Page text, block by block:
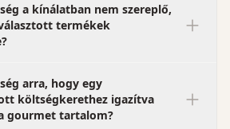
a kínálatban nem szereplő,
termékek
arra, hogy egy
költségkerethez igazítva
gourmet tartalom?